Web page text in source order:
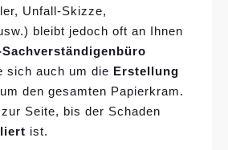
Unfall-Skizze,
bleibt jedoch oft an Ihnen
sich auch um die Erstellung
um den gesamten Papierkram.
Seite, bis der Schaden
ist.